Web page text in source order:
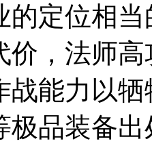
的定位相
价，法师
战能力以
极品装备